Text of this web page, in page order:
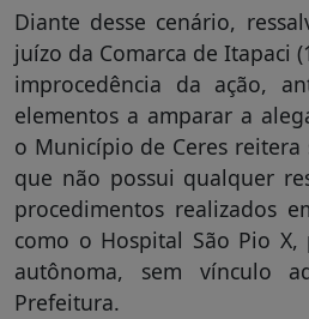
Diante desse cenário,
juízo da Comarca de Itapaci
improcedência da ação,
elementos a amparar a
o Município de Ceres
que não possui qualquer
procedimentos realizados
como o Hospital São Pio
autônoma, sem vínculo
Prefeitura.